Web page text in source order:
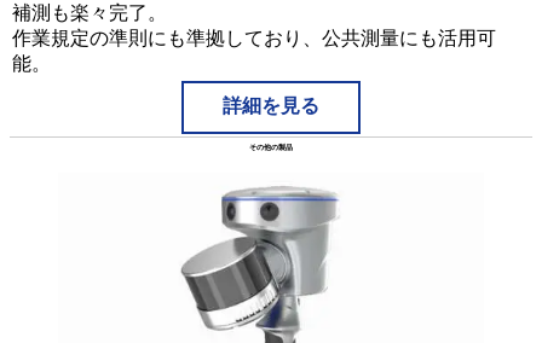
補測も楽々完了。
作業規定の準則にも準拠しており、公共測量にも活用可
能。
詳細を見る
その他の製品